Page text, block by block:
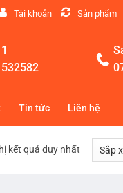
Tài khoản Sản phẩm
Tin tức Liên hệ
kết quả duy nhất